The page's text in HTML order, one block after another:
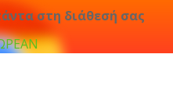
στη διάθεσή σας